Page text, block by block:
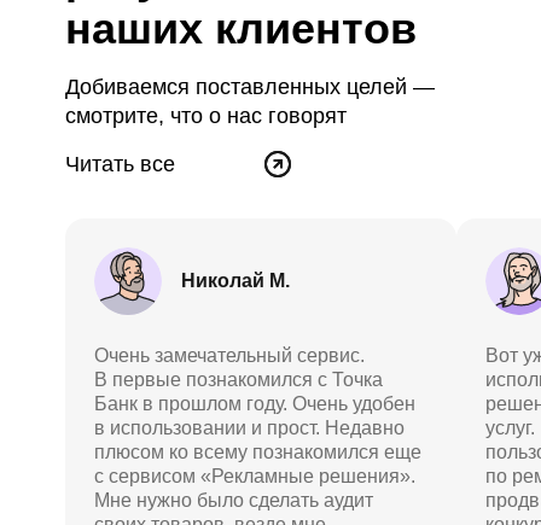
наших клиентов
Добиваемся поставленных целей —
смотрите, что о нас говорят
Читать все
Николай М.
Очень замечательный сервис.
В первые познакомился с Точка
Банк в прошлом году. Очень удобен
в использовании и прост. Недавно
плюсом ко всему познакомился еще
с сервисом «Рекламные решения».
Мне нужно было сделать аудит
Вот
по